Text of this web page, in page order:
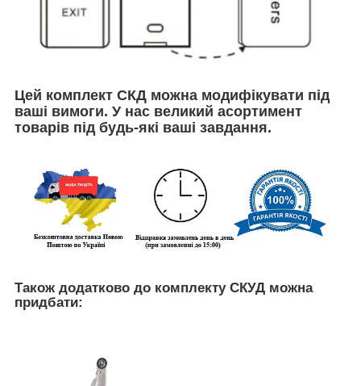
Цей комплект СКД можна модифікувати під
ваші вимоги. У нас великий асортимент
товарів під будь-які ваші завдання.
Також додатково до комплекту СКУД можна
придбати: